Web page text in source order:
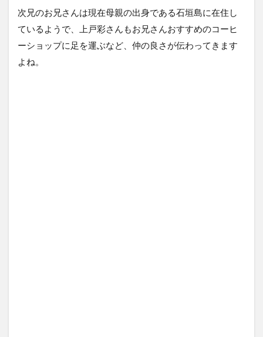
次兄のお兄さんは現在母親の出身である石垣島に在住し
ているようで、上戸彩さんもお兄さんおすすめのコーヒ
ーショップに足を運ぶなど、仲の良さが伝わってきます
よね。